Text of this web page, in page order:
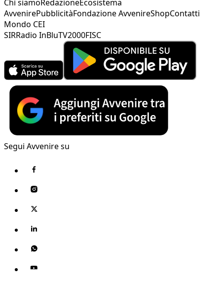
Chi siamoRedazioneEcosistema
AvvenirePubblicitàFondazione AvvenireShopContatti
Mondo CEI
SIRRadio InBluTV2000FISC
Segui Avvenire su